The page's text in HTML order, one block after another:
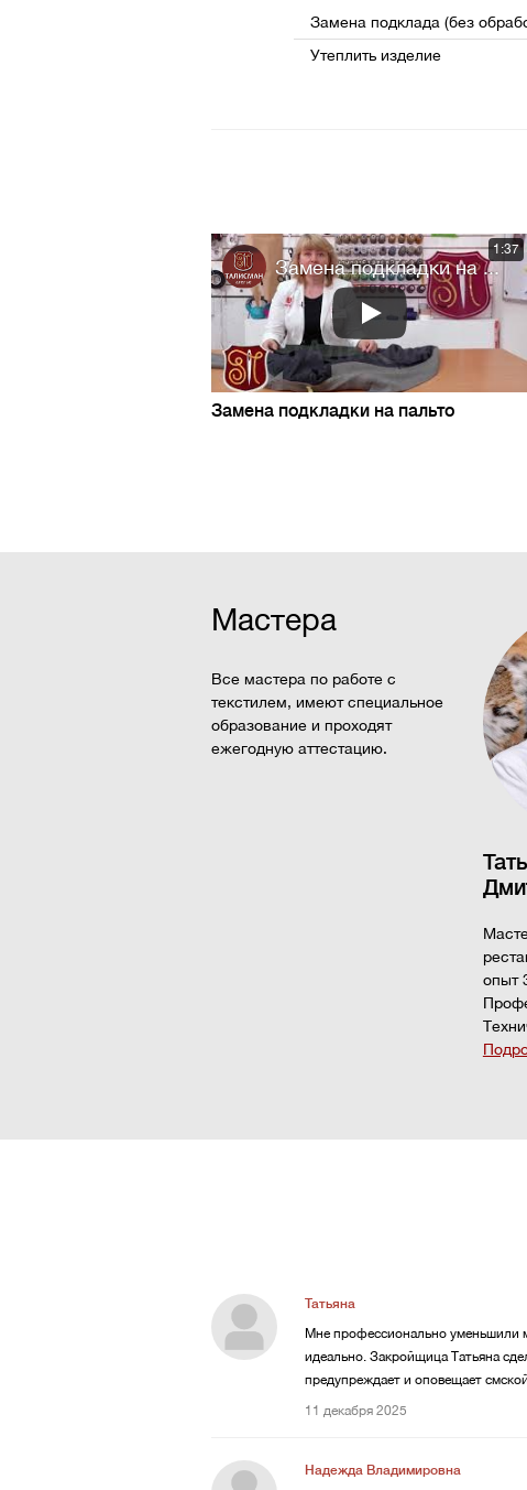
Замена подклада (без
Утеплить изделие
Замена подкладки на ...
1:37
Замена подкладки на пальто
Мастера
Все мастера по работе с
текстилем, имеют специальное
образование и проходят
ежегодную аттестацию.
опыт
Татьяна
Мне профессионально уменьшили
идеально. Закройщица Татьяна
предупреждает и оповещает
11 декабря 2025
Надежда Владимировна